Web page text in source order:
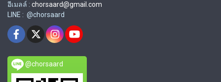
อีเมลล์ : chorsaard@gmail.com
LINE : @chorsaard
@chorsaard